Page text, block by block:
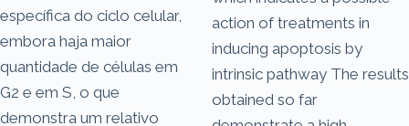
específica do ciclo celular,
embora haja maior
quantidade de células em
G2 e em S, o que
demonstra um relativo
action of treatments in
inducing apoptosis by
intrinsic pathway The results
obtained so far